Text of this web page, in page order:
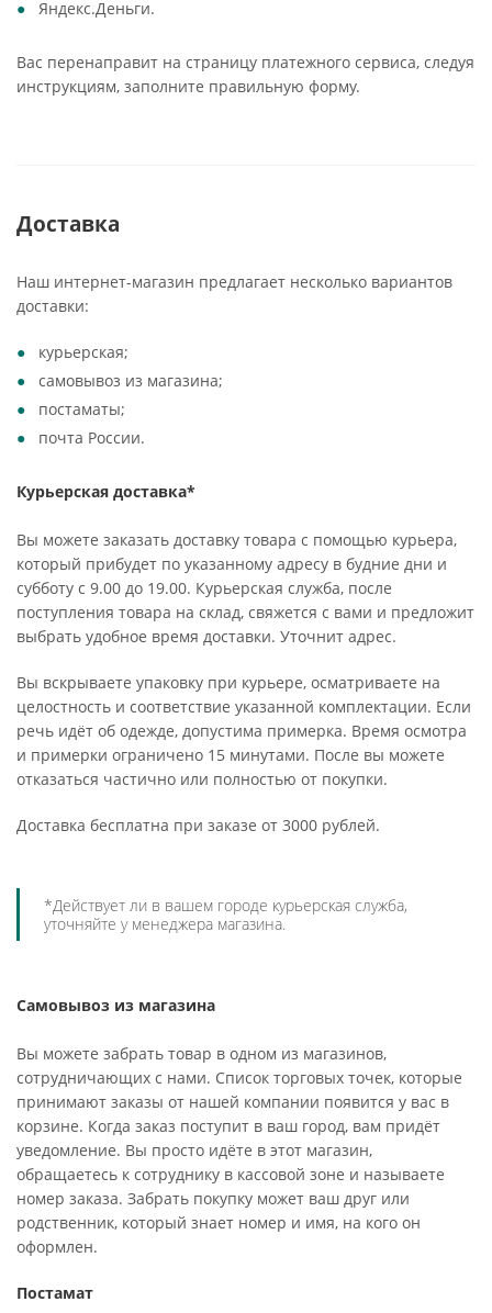
Яндекс.Деньги.
Вас перенаправит на страницу платежного сервиса, следуя
инструкциям, заполните правильную форму.
Доставка
Наш интернет-магазин предлагает несколько вариантов
доставки:
курьерская;
самовывоз из магазина;
постаматы;
почта России.
Курьерская доставка*
Вы можете заказать доставку товара с помощью курьера,
который прибудет по указанному адресу в будние дни и
субботу с 9.00 до 19.00. Курьерская служба, после
поступления товара на склад, свяжется с вами и предложит
выбрать удобное время доставки. Уточнит адрес.
Вы вскрываете упаковку при курьере, осматриваете на
целостность и соответствие указанной комплектации. Если
речь идёт об одежде, допустима примерка. Время осмотра
и примерки ограничено 15 минутами. После вы можете
отказаться частично или полностью от покупки.
Доставка бесплатна при заказе от 3000 рублей.
*Действует ли в вашем городе курьерская служба,
уточняйте у менеджера магазина.
Самовывоз из магазина
Вы можете забрать товар в одном из магазинов,
сотрудничающих с нами. Список торговых точек, которые
принимают заказы от нашей компании появится у вас в
корзине. Когда заказ поступит в ваш город, вам придёт
уведомление. Вы просто идёте в этот магазин,
обращаетесь к сотруднику в кассовой зоне и называете
номер заказа. Забрать покупку может ваш друг или
родственник, который знает номер и имя, на кого он
оформлен.
Постамат